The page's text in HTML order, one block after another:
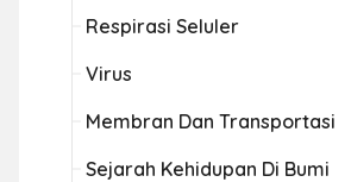
Respirasi Seluler
Virus
Membran Dan Transportasi
Sejarah Kehidupan Di Bumi